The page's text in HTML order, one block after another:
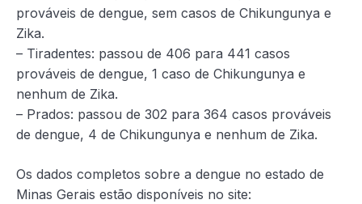
prováveis de dengue, sem casos de Chikungunya e
Zika.
– Tiradentes: passou de 406 para 441 casos
prováveis de dengue, 1 caso de Chikungunya e
nenhum de Zika.
– Prados: passou de 302 para 364 casos prováveis
de dengue, 4 de Chikungunya e nenhum de Zika.
Os dados completos sobre a dengue no estado de
Minas Gerais estão disponíveis no site: